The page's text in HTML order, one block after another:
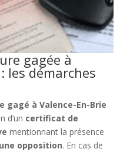
gagée à
les démarches
gagé à Valence-En-Brie
d’un certificat de
mentionnant la présence
opposition. En cas de